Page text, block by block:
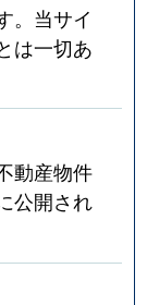
。当サイ
は一切あ
動産物件
公開され